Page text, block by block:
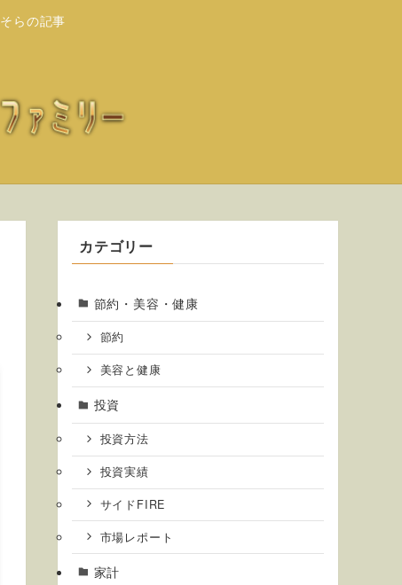
そらの記事
カテゴリー
節約・美容・健康
節約
美容と健康
投資
投資方法
投資実績
サイドFIRE
市場レポート
家計